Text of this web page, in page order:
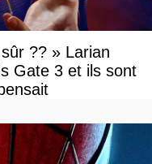
?? » Larian
Gate 3 et ils sont